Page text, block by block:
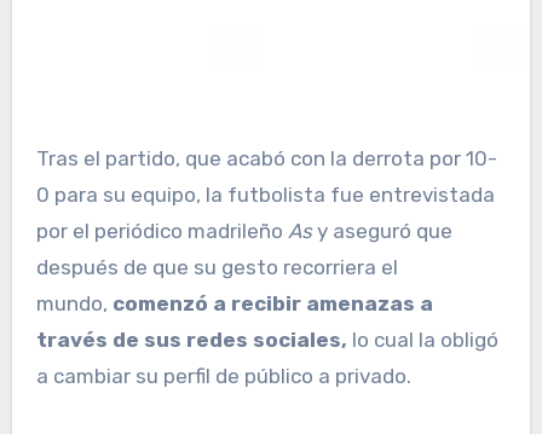
Tras el partido, que acabó con la derrota por 10-
0 para su equipo, la futbolista fue entrevistada
por el periódico madrileño Asy aseguró que
después de que su gesto recorriera el
mundo, comenzó a recibir amenazas a
través de sus redes sociales, lo cual la obligó
a cambiar su perfil de público a privado.